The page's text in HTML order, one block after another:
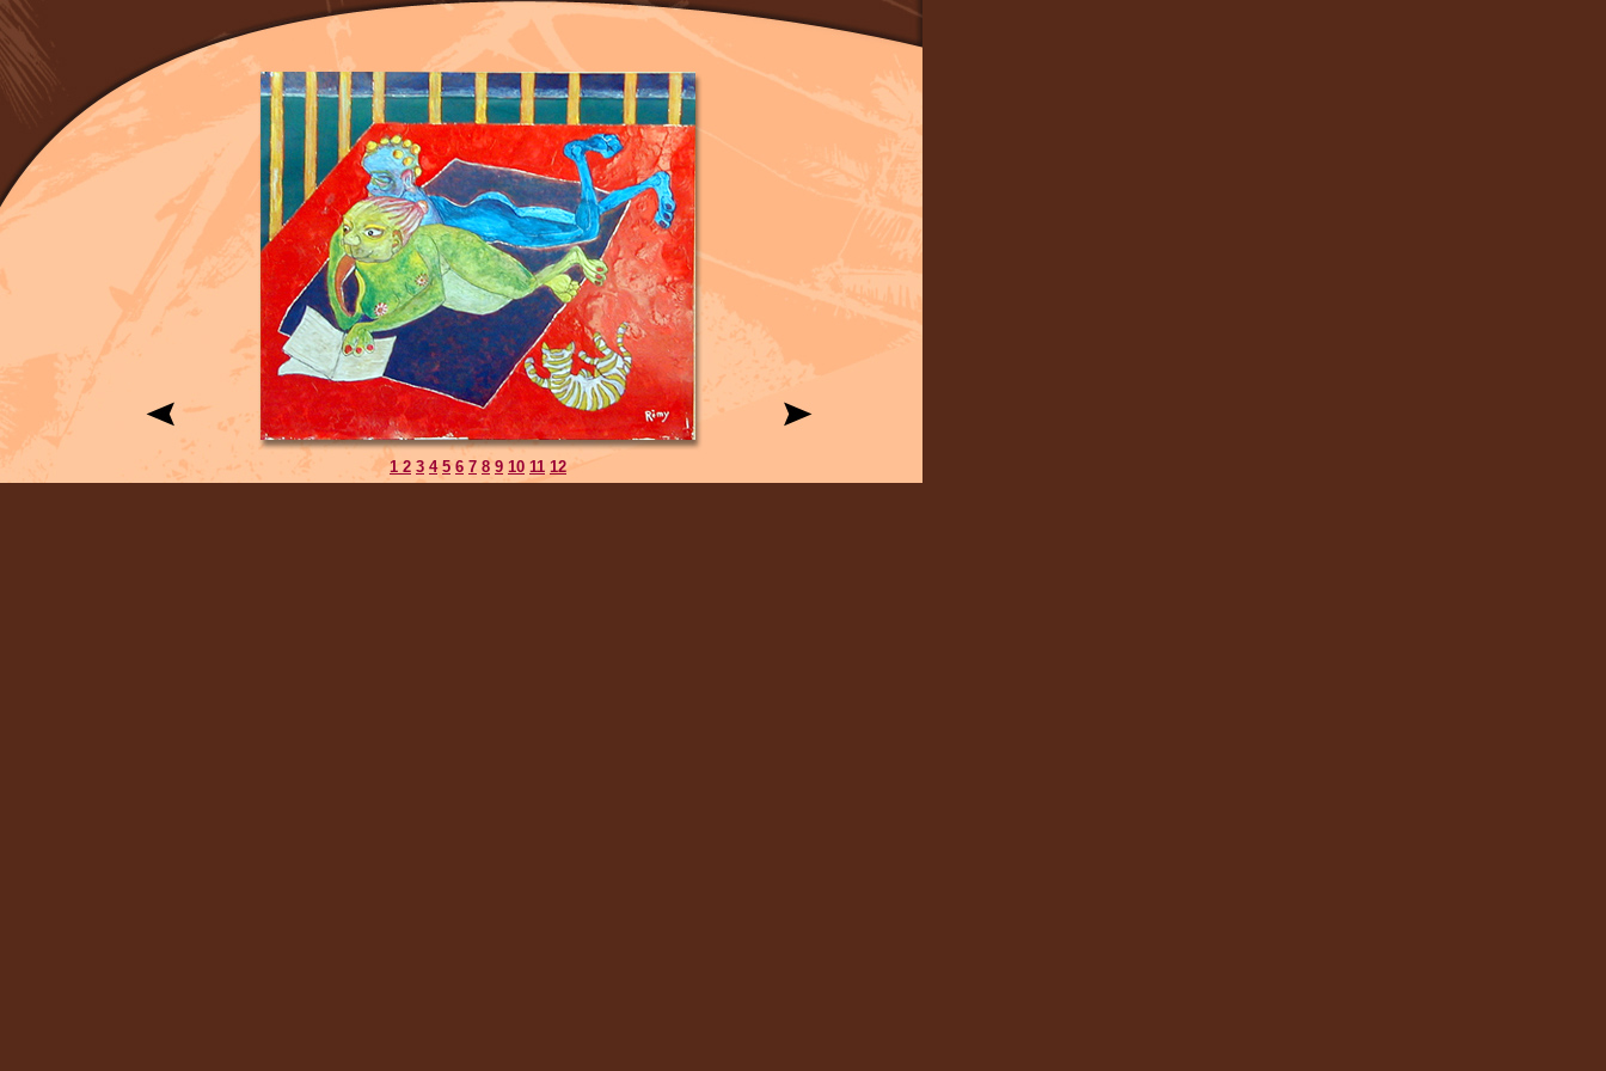
1 2 3 4 5 6 7 8 9 10 11 12